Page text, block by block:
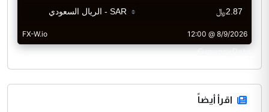
CurrencyRate
اقرأ أيضاً